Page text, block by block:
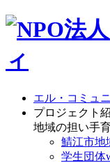
エル・コミュ
プロジェクト
地域の担い手
鯖江市地
学生団体